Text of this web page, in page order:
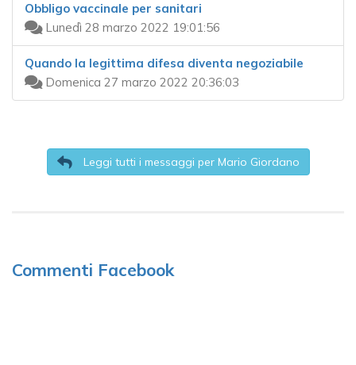
Obbligo vaccinale per sanitari
Lunedì 28 marzo 2022 19:01:56
Quando la legittima difesa diventa negoziabile
Domenica 27 marzo 2022 20:36:03
Leggi tutti i messaggi per Mario Giordano
Commenti Facebook